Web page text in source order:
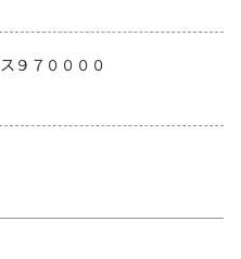
９７００００